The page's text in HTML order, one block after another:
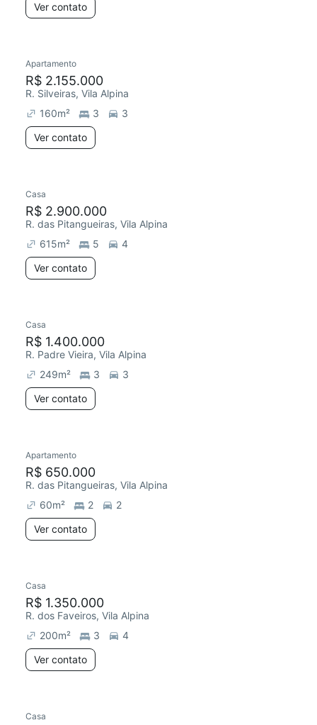
Ver contato
Redecorar
Apartamento
R$ 2.155.000
R. Silveiras, Vila Alpina
160m² 3
3
Ver contato
Casa
R$ 2.900.000
R. das Pitangueiras, Vila Alpina
615m² 5
4
Ver contato
Casa
R$ 1.400.000
R. Padre Vieira, Vila Alpina
249m² 3
3
Ver contato
Apartamento
R$ 650.000
R. das Pitangueiras, Vila Alpina
60m² 2
2
Ver contato
Casa
R$ 1.350.000
R. dos Faveiros, Vila Alpina
200m² 3
4
Ver contato
Casa